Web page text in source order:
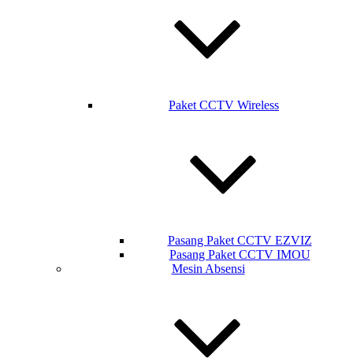
Paket CCTV Wireless
Pasang Paket CCTV EZVIZ
Pasang Paket CCTV IMOU
Mesin Absensi